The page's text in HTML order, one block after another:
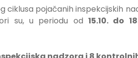
ciklusa pojačanih inspekcijskih
su, u periodu od15.10. do